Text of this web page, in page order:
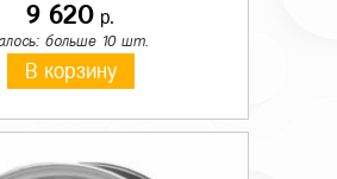
9 620 р.
больше 10 шт.
В корзину